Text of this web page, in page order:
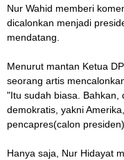
Nur Wahid memberi
dicalonkan menjadi
mendatang.
Menurut mantan Ketua
seorang artis
"Itu sudah biasa. Bahkan,
demokratis, yakni
pencapres(calon
Hanya saja, Nur Hidayat